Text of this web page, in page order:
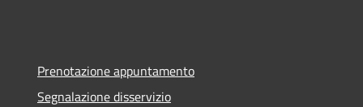
Prenotazione appuntamento
Segnalazione disservizio